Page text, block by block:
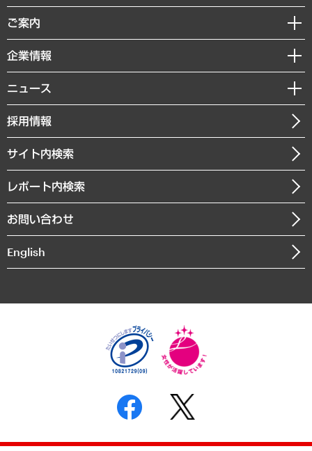
組織・人事戦略
デジタルイノベーション
共生・ダイバーシティ
GRC（ガバナンス・リスク・コンプライアンス）・防災（政策）
経済・産業・雇用・労働
まちづくり・観光・交通・スポーツ・スマートシティ
自然資源・農林水産業・食料システム
経済調査
レポート
コラム
経営用語集
受託・受注実績（官公庁関連）
メディア掲載・出演
ご案内
セミナー・イベント情報
MUFGビジネスセミナー
受託案件情報
企業情報
私たちの想い
社長メッセージ
会社概要
沿革
組織図・本部部室紹介
インドネシア現地法人
個人情報保護方針
反社会的勢力に対する基本方針
書面による個人情報の開示等の請求の手続きについて
ニュース
ニュースリリース
お知らせ
採用情報
サイト内検索
レポート内検索
お問い合わせ
English